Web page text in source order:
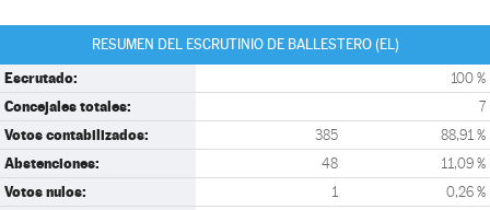
RESUMEN DEL ESCRUTINIO DE BALLESTERO (EL)
Escrutado: 100 %
Concejales totales: 7
Votos contabilizados: 385 88,91 %
Abstenciones: 48 11,09 %
Votos nulos: 1 0,26 %